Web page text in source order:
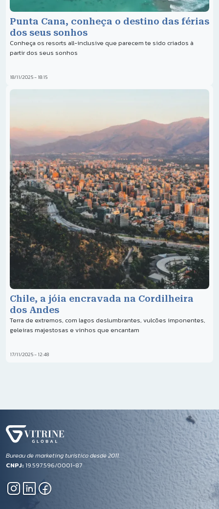
Punta Cana, conheça o destino das férias
dos seus sonhos
Conheça os resorts all-inclusive que parecem te sido criados à
partir dos seus sonhos
18/11/2025 - 18:15
Chile, a jóia encravada na Cordilheira
dos Andes
Terra de extremos, com lagos deslumbrantes, vulcões imponentes,
geleiras majestosas e vinhos que encantam
17/11/2025 - 12:48
Bureau de marketing turístico desde 2011.
CNPJ:19.597.596/0001-87